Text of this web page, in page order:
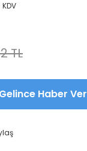
TL
Gelince Haber Ver